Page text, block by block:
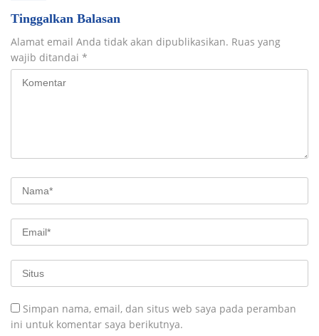
Tinggalkan Balasan
Alamat email Anda tidak akan dipublikasikan. Ruas yang
wajib ditandai *
Simpan nama, email, dan situs web saya pada peramban
ini untuk komentar saya berikutnya.